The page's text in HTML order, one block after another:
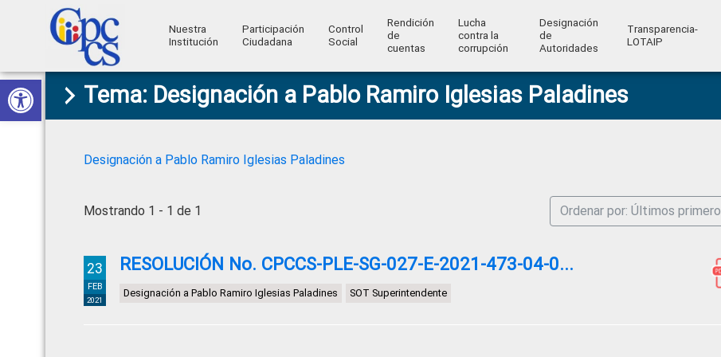
Abrir barra de herramientas
Skip
to
primary
Skip
to
main
Skip
to
primary
Skip
to
footer
Consejo
de
Ciudadana
Control
Construyendo
Poder
Ciudadano
Nuestra
Institución
Participación
Ciudadana
Control
Social
Rendición
de
cuentas
Lucha
contra la
corrupción
Designación
de
Autoridades
Transparencia-
LOTAIP
Tema: Designación a Pablo Ramiro Iglesias Paladines
Designación a Pablo Ramiro Iglesias Paladines
Mostrando 1 - 1 de 1 Ordenar por: Últimos primero
23
FEB
2021
RESOLUCIÓN No. CPCCS-PLE-SG-027-E-2021-473-04-0...
Designación a Pablo Ramiro Iglesias Paladines SOT Superintendente